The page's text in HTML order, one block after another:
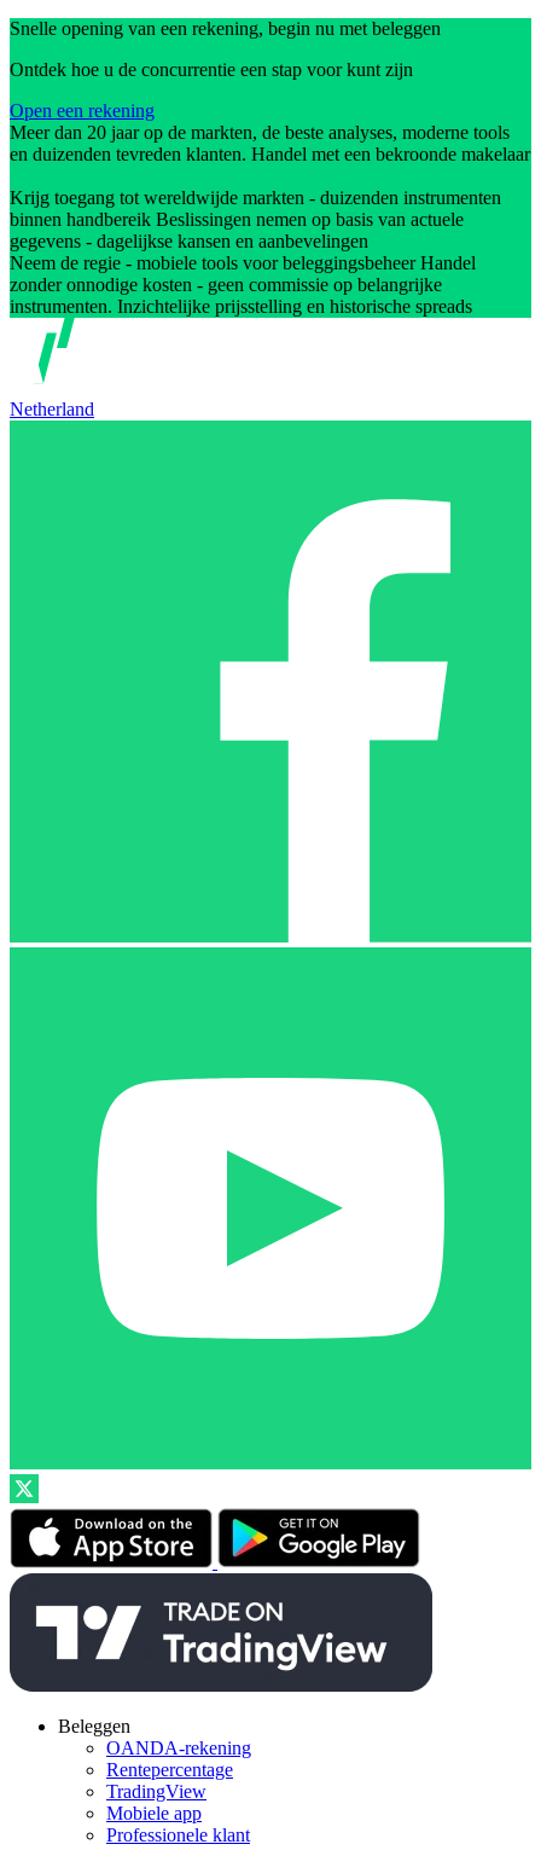
Snelle opening van een rekening, begin nu met beleggen
Ontdek hoe u de concurrentie een stap voor kunt zijn
Open een rekening
Meer dan 20 jaar op de markten, de beste analyses, moderne tools
en duizenden tevreden klanten. Handel met een bekroonde makelaar
Krijg toegang tot wereldwijde markten - duizenden instrumenten
binnen handbereik Beslissingen nemen op basis van actuele
gegevens - dagelijkse kansen en aanbevelingen
Neem de regie - mobiele tools voor beleggingsbeheer Handel
zonder onnodige kosten - geen commissie op belangrijke
instrumenten. Inzichtelijke prijsstelling en historische spreads
Netherland
Beleggen
OANDA-rekening
Rentepercentage
TradingView
Mobiele app
Professionele klant